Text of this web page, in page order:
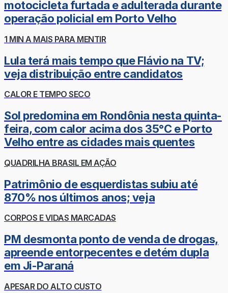
motocicleta furtada e adulterada durante
operação policial em Porto Velho
1 MIN A MAIS PARA MENTIR
Lula terá mais tempo que Flávio na TV;
veja distribuição entre candidatos
CALOR E TEMPO SECO
Sol predomina em Rondônia nesta quinta-
feira, com calor acima dos 35°C e Porto
Velho entre as cidades mais quentes
QUADRILHA BRASIL EM AÇÃO
Patrimônio de esquerdistas subiu até
870% nos últimos anos; veja
CORPOS E VIDAS MARCADAS
PM desmonta ponto de venda de drogas,
apreende entorpecentes e detém dupla
em Ji-Paraná
APESAR DO ALTO CUSTO